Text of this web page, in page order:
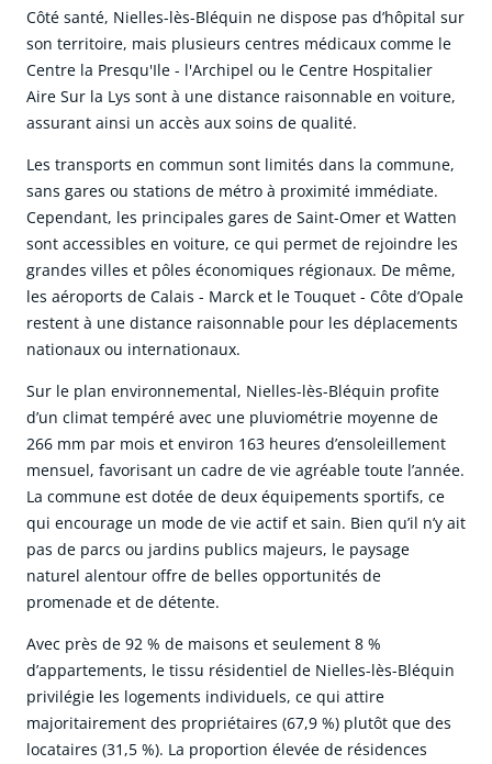
Côté santé, Nielles-lès-Bléquin ne dispose pas d’hôpital sur
son territoire, mais plusieurs centres médicaux comme le
Centre la Presqu'Ile - l'Archipel ou le Centre Hospitalier
Aire Sur la Lys sont à une distance raisonnable en voiture,
assurant ainsi un accès aux soins de qualité.
Les transports en commun sont limités dans la commune,
sans gares ou stations de métro à proximité immédiate.
Cependant, les principales gares de Saint-Omer et Watten
sont accessibles en voiture, ce qui permet de rejoindre les
grandes villes et pôles économiques régionaux. De même,
les aéroports de Calais - Marck et le Touquet - Côte d’Opale
restent à une distance raisonnable pour les déplacements
nationaux ou internationaux.
Sur le plan environnemental, Nielles-lès-Bléquin profite
d’un climat tempéré avec une pluviométrie moyenne de
266 mm par mois et environ 163 heures d’ensoleillement
mensuel, favorisant un cadre de vie agréable toute l’année.
La commune est dotée de deux équipements sportifs, ce
qui encourage un mode de vie actif et sain. Bien qu’il n’y ait
pas de parcs ou jardins publics majeurs, le paysage
naturel alentour offre de belles opportunités de
promenade et de détente.
Avec près de 92 % de maisons et seulement 8 %
d’appartements, le tissu résidentiel de Nielles-lès-Bléquin
privilégie les logements individuels, ce qui attire
majoritairement des propriétaires (67,9 %) plutôt que des
locataires (31,5 %). La proportion élevée de résidences